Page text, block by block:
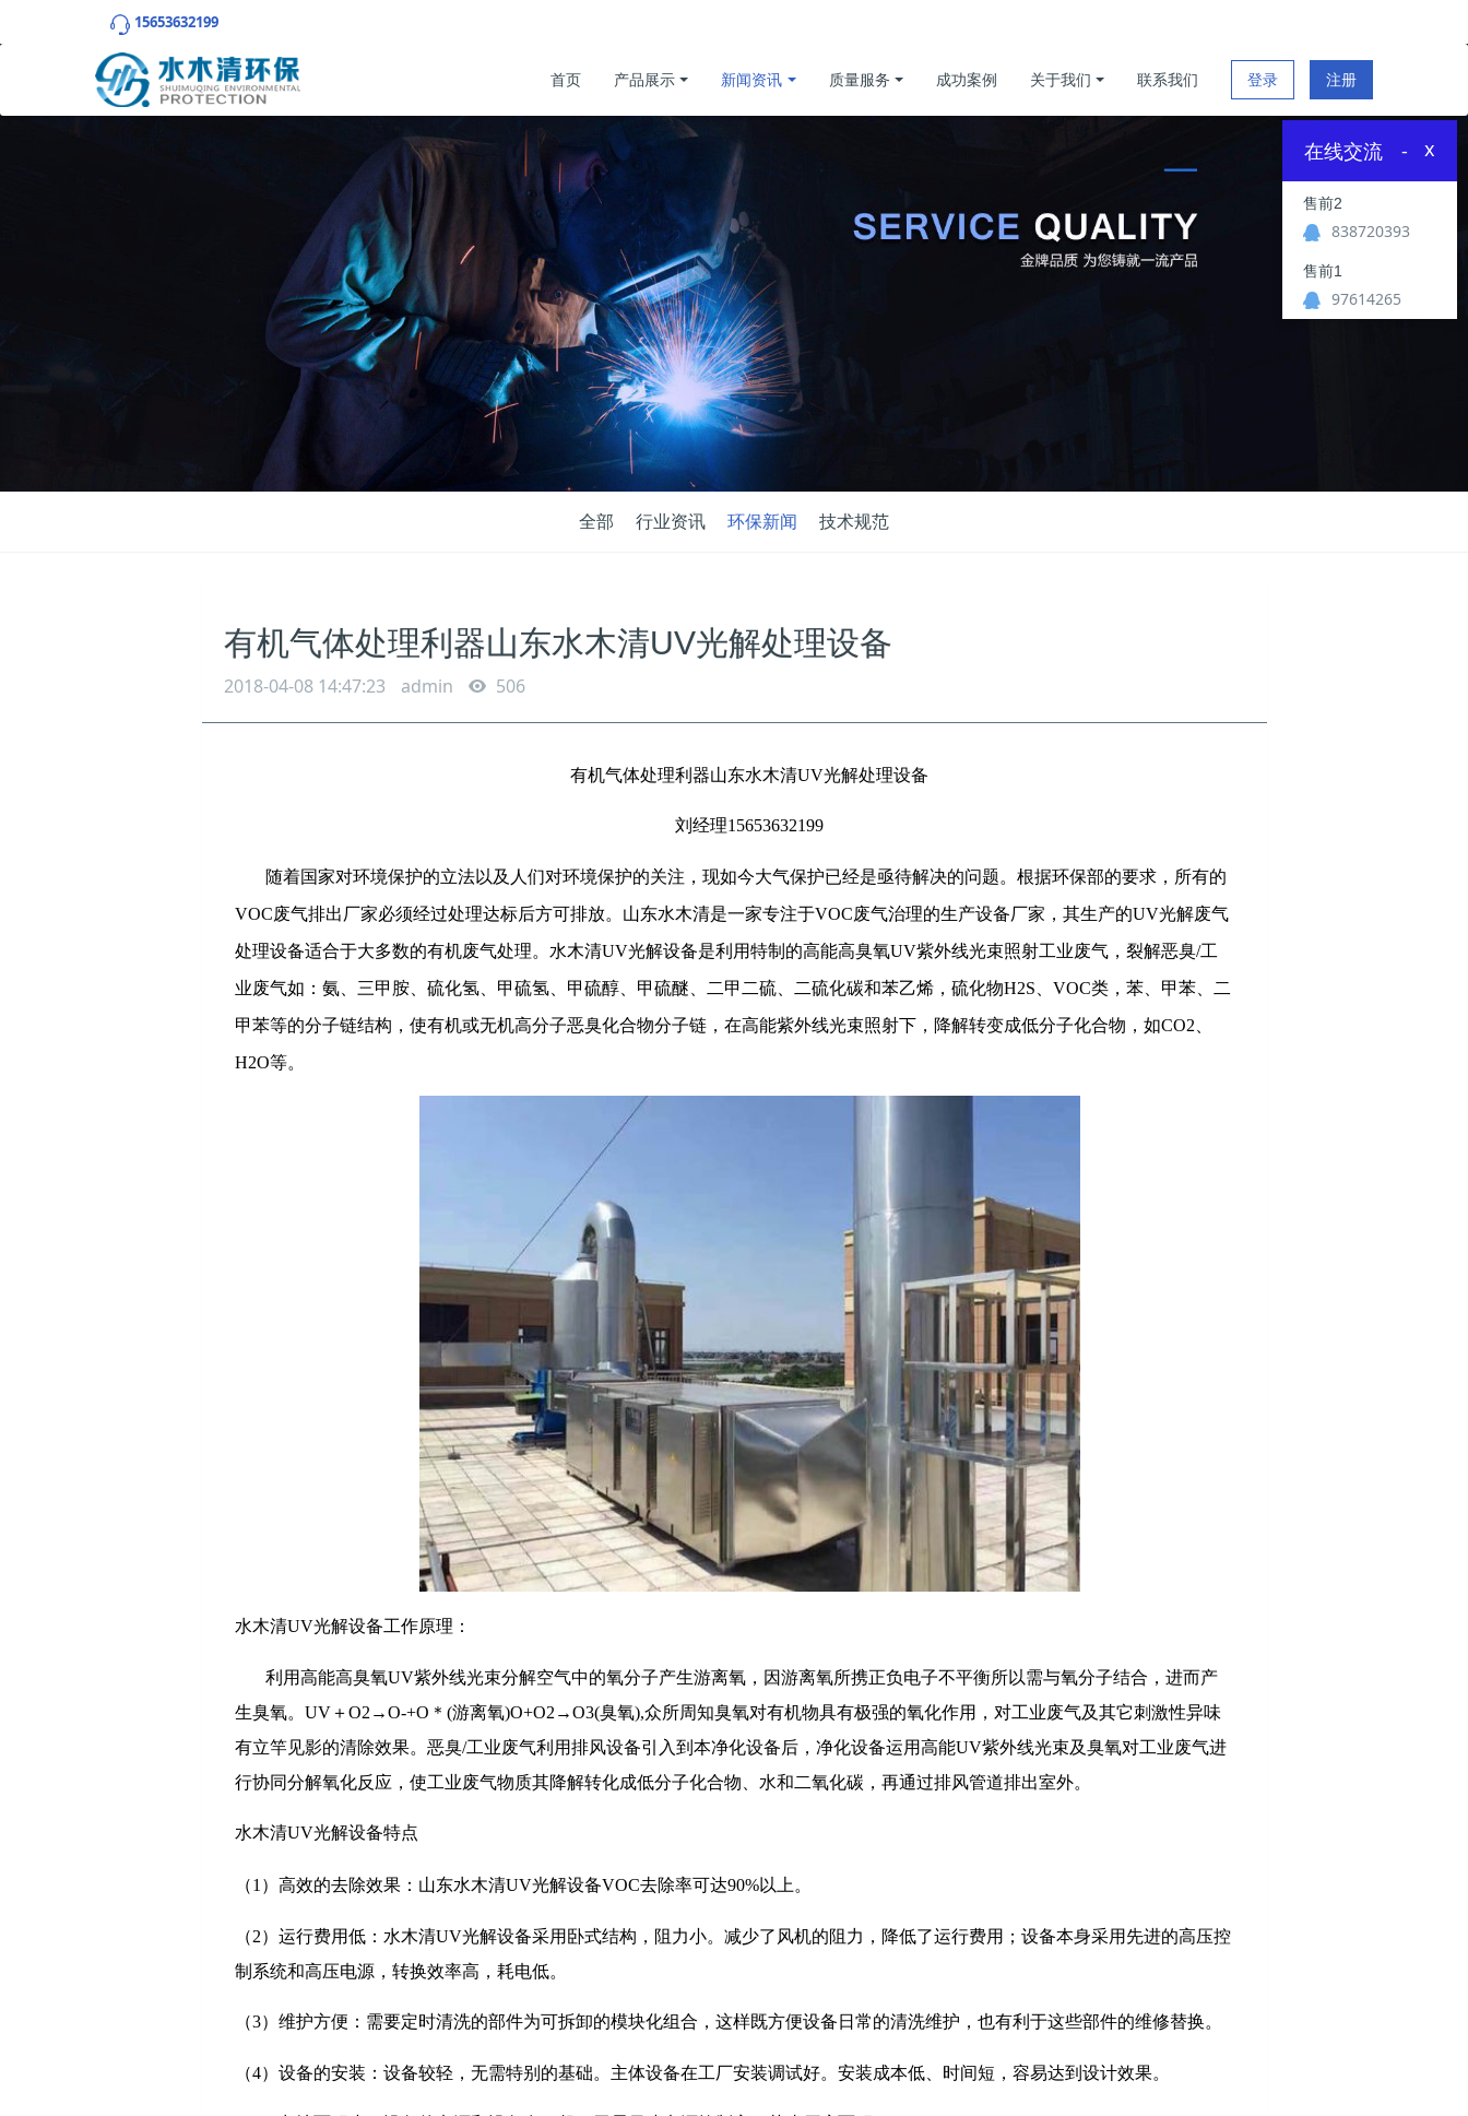
15653632199
登录 注册
首页 产品展示 新闻资讯 质量服务 成功案例 关于我们 联系我们
全部 行业资讯 环保新闻 技术规范
有机气体处理利器山东水木清UV光解处理设备
2018-04-08 14:47:23 admin 506
有机气体处理利器山东水木清UV光解处理设备
刘经理15653632199
随着国家对环境保护的立法以及人们对环境保护的关注，现如今大气保护已经是亟待解决的问题。根据环保部的要求， 所有的
VOC废气排出厂家必须经过处理达标后方可排放。山东水木清是一家专注于VOC废气治理的生产设备厂家，其生产的UV光解废气
处理设备适合于大多数的有机废气处理。水木清UV光解设备是利用特制的高能高臭氧UV紫外线光束照射工业废气，裂解恶臭/工
业废气如：氨、三甲胺、硫化氢、甲硫氢、甲硫醇、甲硫醚、二甲二硫、二硫化碳和苯乙烯，硫化物H2S、VOC类，苯、甲苯、二
甲苯等的分子链结构，使有机或无机高分子恶臭化合物分子链，在高能紫外线光束照射下，降解转变成低分子化合物，如CO2、
H2O等。
水木清UV光解设备工作原理：
利用高能高臭氧UV紫外线光束分解空气中的氧分子产生游离氧，因游离氧所携正负电子不平衡所以需与氧分子结合，进而产
生臭氧。UV＋O2→O-+O＊(游离氧)O+O2→O3(臭氧),众所周知臭氧对有机物具有极强的氧化作用，对工业废气及其它刺激性异味
有立竿见影的清除效果。恶臭/工业废气利用排风设备引入到本净化设备后，净化设备运用高能UV紫外线光束及臭氧对工业废气进
行协同分解氧化反应，使工业废气物质其降解转化成低分子化合物、水和二氧化碳，再通过排风管道排出室外。
水木清UV光解设备特点
（1）高效的去除效果：山东水木清UV光解设备VOC去除率可达90%以上。
（2）运行费用低：水木清UV光解设备采用卧式结构，阻力小。 减少了风机的阻力，降低了运行费用；设备本身采用先进的高压控
制系统和高压电源，转换效率高，耗电低。
（3）维护方便：需要定时清洗的部件为可拆卸的模块化组合，这样既方便设备日常的清洗维护，也有利于这些部件的维修替换。
（4）设备的安装：设备较轻，无需特别的基础。主体设备在工厂安装调试好。安装成本低、时间短，容易达到设计效果。
在线交流 x
-
售前2
838720393
售前1
97614265